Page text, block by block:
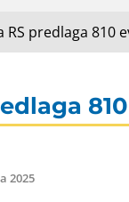
RS predlaga 810
2025